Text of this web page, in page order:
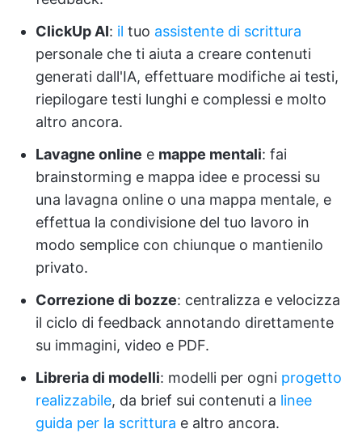
ClickUp AI: il tuo assistente di scrittura
personale che ti aiuta a creare contenuti
generati dall'IA, effettuare modifiche ai testi,
riepilogare testi lunghi e complessi e molto
altro ancora.
Lavagne online e mappe mentali: fai
brainstorming e mappa idee e processi su
una lavagna online o una mappa mentale, e
effettua la condivisione del tuo lavoro in
modo semplice con chiunque o mantienilo
privato.
Correzione di bozze: centralizza e velocizza
il ciclo di feedback annotando direttamente
su immagini, video e PDF.
Libreria di modelli: modelli per ogni progetto
realizzabile, da brief sui contenuti a linee
guida per la scrittura e altro ancora.